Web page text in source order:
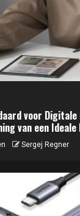
voor
van een
Sergej Regner